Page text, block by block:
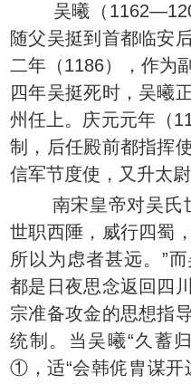
吴曦（
随父吴挺到首都临安
二年（1186），作为
四年吴挺死时，吴曦
州任上。庆元元年（
制，后任殿前都指挥
信军节度使，又升太尉
南宋皇帝对吴氏世
世职西陲，威行四蜀
所以为虑者甚远。”
都是日夜思念返回四
宗准备攻金的思想指
统制。当吴曦“久蓄
①，适“会韩侂胄谋开